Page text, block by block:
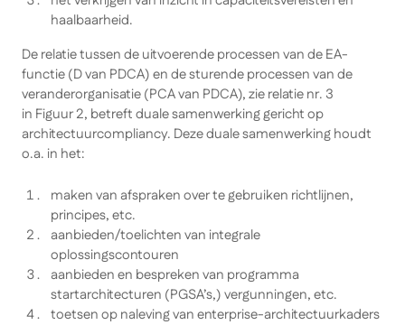
haalbaarheid.
De relatie tussen de uitvoerende processen van de EA-
functie (D van PDCA) en de sturende processen van de
veranderorganisatie (PCA van PDCA), zie relatie nr. 3
in Figuur 2, betreftduale samenwerking gericht op
architectuurcompliancy. Deze duale samenwerking houdt
o.a. in het:
maken van afspraken over te gebruiken richtlijnen,
principes, etc.
aanbieden/toelichten van integrale
oplossingscontouren
aanbieden en bespreken van programma
startarchitecturen (PGSA’s,) vergunningen, etc.
toetsen op naleving van enterprise-architectuurkaders